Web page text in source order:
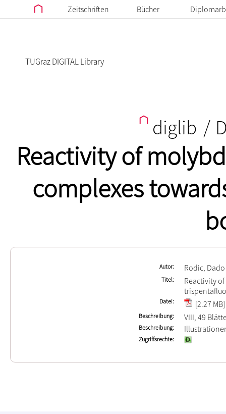
Zeitschriften Bücher
TUGraz DIGITAL Library
diglib /
Reactivity of
complexes
Autor Rodic, Dado
Titel
Reactivity
Datei [2.27 MB]
Beschreibung VIII, 49
Beschreibung
Zugriffsrechte